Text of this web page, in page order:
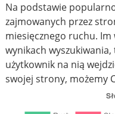
Na podstawie
zajmowanych przez
miesięcznego ruchu.
wynikach wyszukiwania,
użytkownik na nią
swojej strony, możemy